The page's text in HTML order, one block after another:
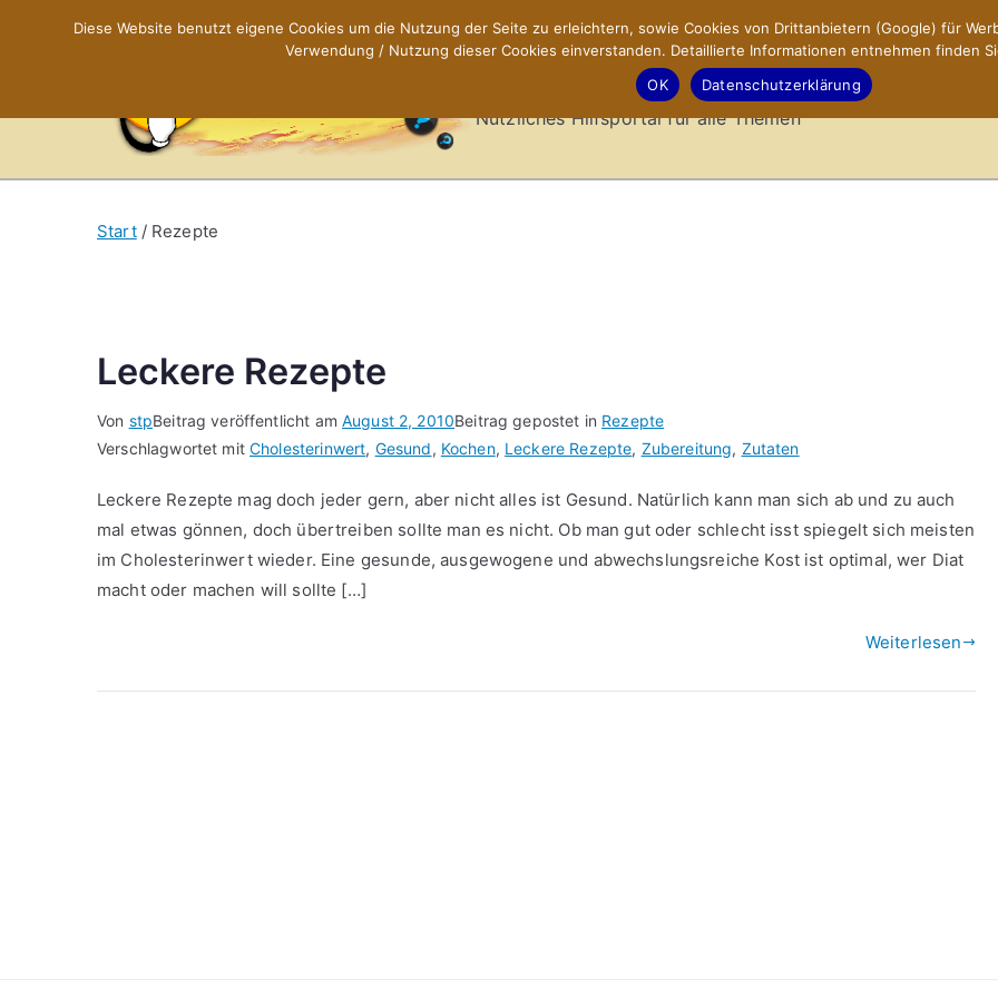
X-Sites.de – Hilfsportal
Nützliches Hilfsportal für alle Themen
Start Rezepte
Leckere Rezepte
Von stpBeitrag veröffentlicht am August 2, 2010Beitrag gepostet in Rezepte
Verschlagwortet mitCholesterinwert, Gesund, Kochen, Leckere Rezepte, Zubereitung, Zutaten
Leckere Rezepte mag doch jeder gern, aber nicht alles ist Gesund. Natürlich kann man sich ab und zu auch
mal etwas gönnen, doch übertreiben sollte man es nicht. Ob man gut oder schlecht isst spiegelt sich meisten
im Cholesterinwert wieder. Eine gesunde, ausgewogene und abwechslungsreiche Kost ist optimal, wer Diat
macht oder machen will sollte […]
Weiterlesen
Diese Website benutzt eigene Cookies um die Nutzung der Seite zu erleichtern, sowie Cookies von Drittanbietern (Google) für
Verwendung / Nutzung dieser Cookies einverstanden. Detaillierte Informationen entnehmen finden
OK
Datenschutzerklärung